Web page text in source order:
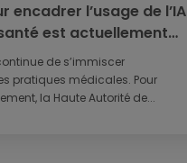
encadrer l’usage de l’IA
est actuellement
nationale
de s’immiscer
pratiques médicales. Pour
la Haute Autorité de...